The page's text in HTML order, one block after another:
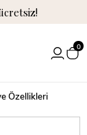
0
Özellikleri